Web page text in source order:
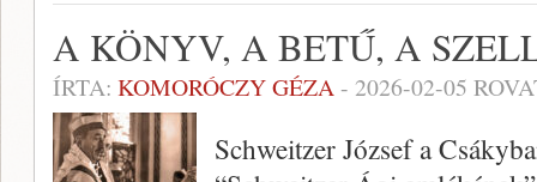
A KÖNYV, A BETŰ, A
ÍRTA: KOMORÓCZY GÉZA- 2026-02-05
Schweitzer József a